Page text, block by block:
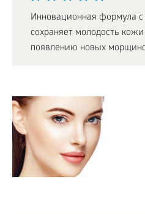
Инновационная формула с
сохраняет молодость
появлению новых